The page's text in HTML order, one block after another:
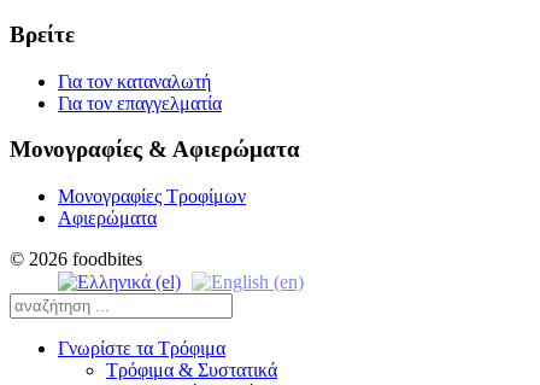
Βρείτε
Για τον καταναλωτή
Για τον επαγγελματία
Μονογραφίες & Αφιερώματα
Μονογραφίες Τροφίμων
Αφιερώματα
© 2026 foodbites
Γνωρίστε τα Τρόφιμα
Τρόφιμα & Συστατικά